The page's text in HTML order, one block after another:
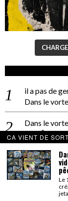
il a pas de
Dans le
Dans le
PACÔME
La séance
La Patrie
On a parlé
Bernardino
CA VIENT DE
Le